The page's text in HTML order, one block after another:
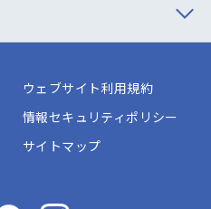
ウェブサイト利用規約
情報セキュリティポリシー
サイトマップ